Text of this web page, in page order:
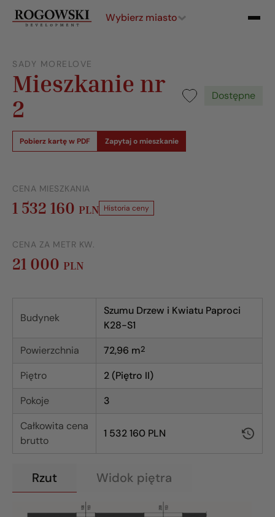
Wybierz miasto
SADY MORELOVE
Mieszkanie nr
2
Dostępne
Pobierz kartę w PDF Zapytaj o mieszkanie
CENA MIESZKANIA
1 532 160 PLN Historia ceny
CENA ZA METR KW.
21 000 PLN
Budynek
Szumu Drzew i Kwiatu Paproci
K28-S1
Powierzchnia
72,96 m2
Piętro
2 (Piętro II)
Pokoje
3
Całkowita cena
brutto
1 532 160 PLN
Rzut Widok piętra